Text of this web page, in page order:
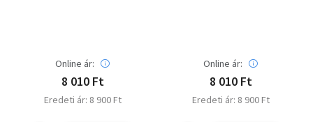
Online ár:
8 010 Ft
Eredeti ár: 8 900 Ft
Online ár:
8 010 Ft
Eredeti ár: 8 900 Ft